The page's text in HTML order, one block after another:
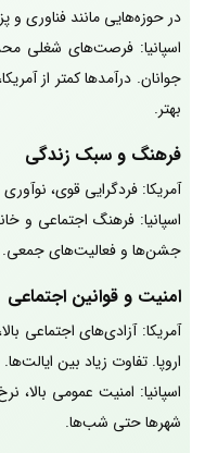
در حوزه‌هایی مانند فناوری و
اسپانیا: فرصت‌های شغلی
جوانان. درآمدها کمتر از
بهتر.
فرهنگ و سبک زندگی
آمریکا: فردگرایی قوی،
اسپانیا: فرهنگ اجتماعی و
جشن‌ها و فعالیت‌های جمعی.
امنیت و قوانین اجتماعی
آمریکا: آزادی‌های اجتماعی
اروپا. تفاوت زیاد بین ایالت‌ها.
اسپانیا: امنیت عمومی
شهرها حتی شب‌ها.